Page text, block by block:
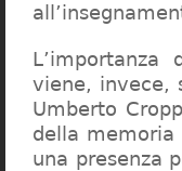
L’importanza
viene, invece,
Umberto
della memoria
una presenza